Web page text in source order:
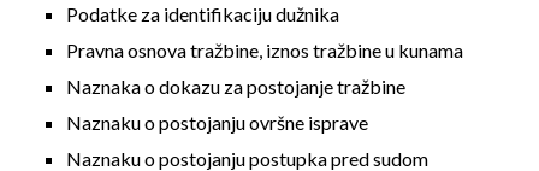
Podatke za identifikaciju dužnika
Pravna osnova tražbine, iznos tražbine u kunama
Naznaka o dokazu za postojanje tražbine
Naznaku o postojanju ovršne isprave
Naznaku o postojanju postupka pred sudom